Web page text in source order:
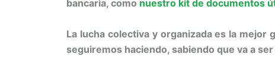
bancaria, como nuestro kit de documentos
La lucha colectiva y organizada es la mejor
seguiremos haciendo, sabiendo que va a